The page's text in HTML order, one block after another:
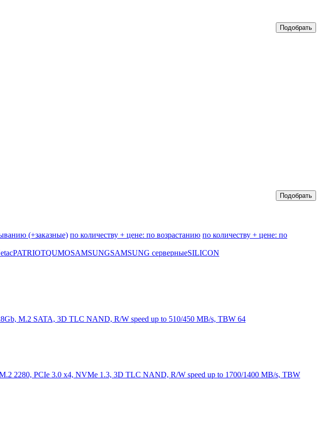
(+заказные) по количеству + цене: по возрастанию по количеству + цене: по
PATRIOTQUMOSAMSUNGSAMSUNG серверныеSILICON
M.2 SATA, 3D TLC NAND, R/W speed up to 510/450 MB/s, TBW 64
2280, PCIe 3.0 x4, NVMe 1.3, 3D TLC NAND, R/W speed up to 1700/1400 MB/s, TBW